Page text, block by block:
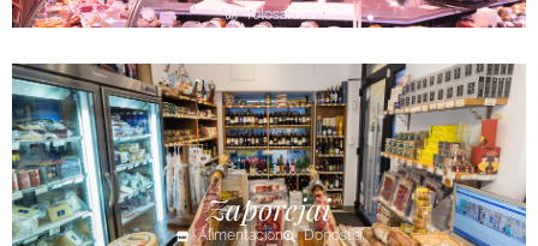
Tolosaldea
Zaporejai
Alimentación
Donostia